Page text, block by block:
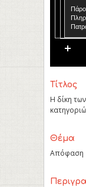
Τίτλος
Η δίκη
Θέμα
Απόφαση